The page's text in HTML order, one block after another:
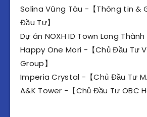
Solina Vũng Tàu -【Thông tin &
Đầu Tư】
Dự án NOXH ID Town Long Thành
Happy One Mori -【Chủ Đầu Tư
Group】
Imperia Crystal -【Chủ Đầu Tư
A&K Tower -【Chủ Đầu Tư OBC